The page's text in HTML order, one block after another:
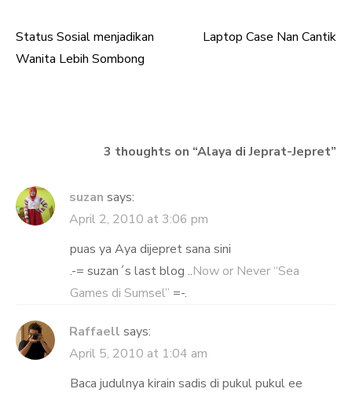
Post
Status Sosial menjadikan
Wanita Lebih Sombong
Laptop Case Nan Cantik
3 thoughts on “Alaya di Jeprat-Jepret”
suzan says:
April 2, 2010 at 3:06 pm
puas ya Aya dijepret sana sini
.-= suzan´s last blog ..Now or Never “Sea
Games di Sumsel” =-.
Raffaell says:
April 5, 2010 at 1:04 am
Baca judulnya kirain sadis di pukul pukul ee